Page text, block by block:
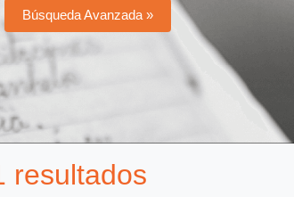
Búsqueda Avanzada »
resultados